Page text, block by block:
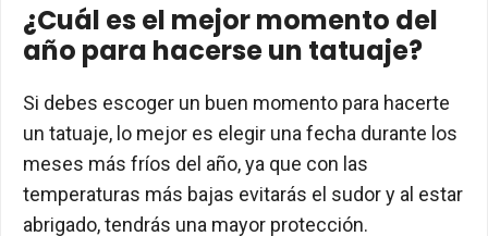
¿Cuál es el mejor momento del
año para hacerse un tatuaje?
Si debes escoger un buen momento para hacerte
un tatuaje, lo mejor es elegir una fecha durante los
meses más fríos del año, ya que con las
temperaturas más bajas evitarás el sudor y al estar
abrigado, tendrás una mayor protección.